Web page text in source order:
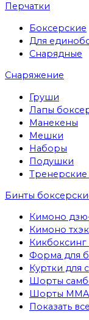
Перчатки
Боксерские
Для
Снарядные
Снаряжение
Груши
Лапы
Манекены
Мешки
Наборы
Подушки
Тренерские
Бинты
Кимоно
Кимоно
Кикбоксинг
Форма для
Куртки для
Шорты
Шорты MMA
Показать все